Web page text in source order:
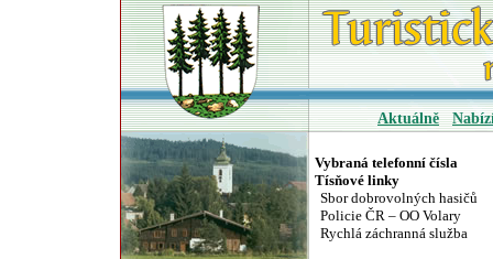
Aktuálně
Vybraná telefonní čísla
Tísňové linky
Sbor dobrovolných hasičů
Policie ČR – OO Volary
Rychlá záchranná služba